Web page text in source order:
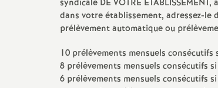
syndicale DE VOTRE
dans votre établissement, adressez-le
prélèvement automatique ou
10 prélèvements mensuels
8 prélèvements mensuels consécutifs
6 prélèvements mensuels consécutifs